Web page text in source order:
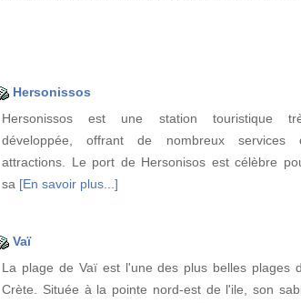
Hersonissos
Hersonissos est une station touristique
développée, offrant de nombreux services
attractions. Le port de Hersonisos est célèbre
sa [En savoir plus...]
Vaï
La plage de Vaï est l'une des plus belles plages
Crète. Située à la pointe nord-est de l'ile, son